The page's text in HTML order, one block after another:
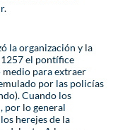
la organización y la
1257 el pontífice
para extraer
por las policías
Cuando los
por lo general
herejes de la